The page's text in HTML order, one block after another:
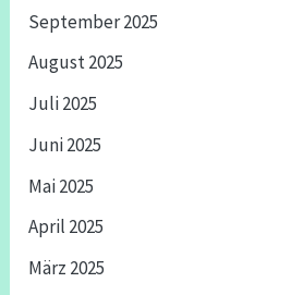
September 2025
August 2025
Juli 2025
Juni 2025
Mai 2025
April 2025
März 2025